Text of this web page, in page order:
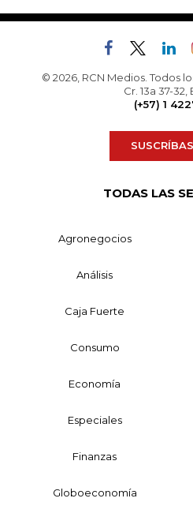
© 2026, RCN Medios. Todos
Cr. 13a 37-
(+57) 1
TODAS LAS
Agronegocios
Análisis
Caja Fuerte
Consumo
Economía
Especiales
Finanzas
Globoeconomía